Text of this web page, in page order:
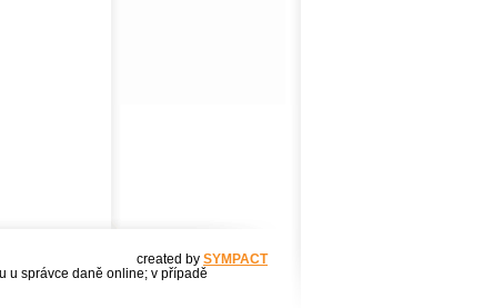
created by SYMPACT
u správce daně online; v případě